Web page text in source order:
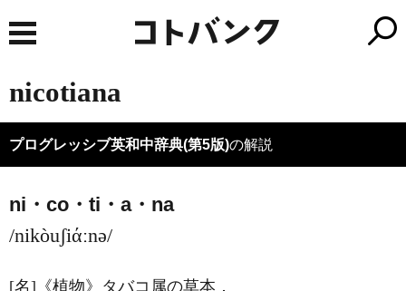
nicotiana
プログレッシブ英和中辞典(第5版)の解説
ni・co・ti・a・na
/nikòuʃiάːnə/
[名] 《植物》 タバコ属の草本 ．